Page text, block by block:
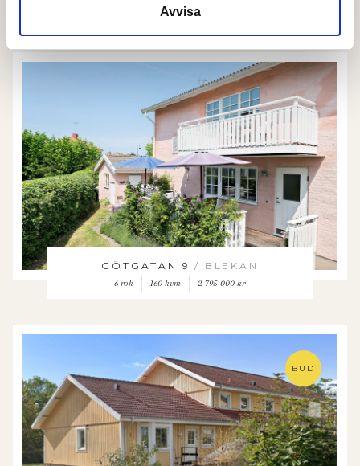
Avvisa
118 kvm
GÖTGATAN 9/ BLEKAN
6 rok 160 kvm 2 795 000 kr
BUD